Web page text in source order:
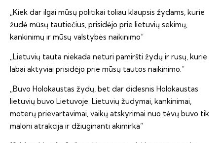
„Kiek dar ilgai mūsų politikai toliau klaupsis žydams, kurie
žudė mūsų tautiečius, prisidėjo prie lietuvių sekimų,
kankinimų ir mūsų valstybės naikinimo“
„Lietuvių tauta niekada neturi pamiršti žydų ir rusų, kurie
labai aktyviai prisidėjo prie mūsų tautos naikinimo.“
„Buvo Holokaustas žydų, bet dar didesnis Holokaustas
lietuvių buvo Lietuvoje. Lietuvių žudymai, kankinimai,
moterų prievartavimai, vaikų atskyrimai nuo tėvų buvo tik
maloni atrakcija ir džiuginanti akimirka“